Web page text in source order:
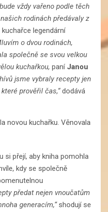
vždy vařeno podle těch
rodinách předávaly z
kuchařce legendární
o dvou rodinách,
společně se svou velkou
kuchařkou, paní Janou
jsme vybraly recepty jen
prověřil čas,“dodává
si přejí, aby kniha pomohla
kdy se společně
předat nejen vnoučatům
generacím,“ shodují se